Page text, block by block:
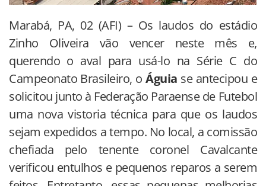
Marabá, PA, 02 (AFI) – Os laudos do estádio
Zinho Oliveira vão vencer neste mês e,
querendo o aval para usá-lo na Série C do
Campeonato Brasileiro, oÁguia se antecipou e
solicitou junto à Federação Paraense de Futebol
uma nova vistoria técnica para que os laudos
sejam expedidos a tempo. No local, a comissão
chefiada pelo tenente coronel Cavalcante
verificou entulhos e pequenos reparos a serem